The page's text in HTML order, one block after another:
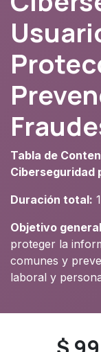
Tabla de
Ciberseguridad
Duración total:
Objetivo
proteger la
comunes y
laboral y